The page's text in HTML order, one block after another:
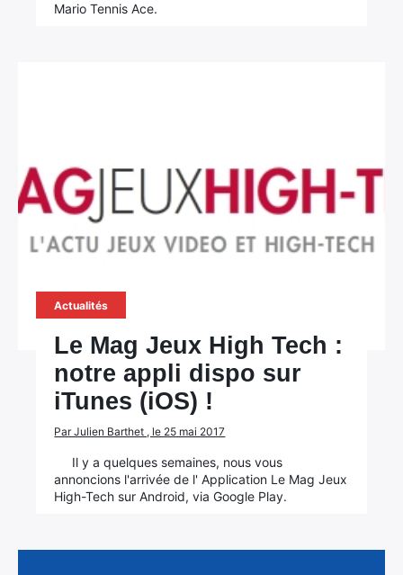
Mario Tennis Ace.
Actualités
Le Mag Jeux High Tech :
notre appli dispo sur
iTunes (iOS) !
Par Julien Barthet , le 25 mai 2017
Il y a quelques semaines, nous vous
annoncions l'arrivée de l' Application Le Mag Jeux
High-Tech sur Android, via Google Play.